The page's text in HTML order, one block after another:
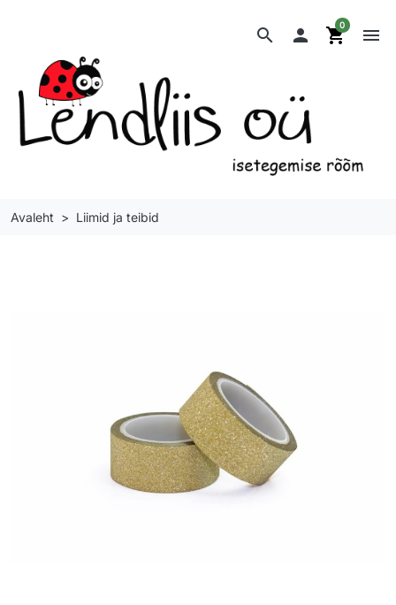
search  shopping_cart
0 menu
Avaleht Liimid ja teibid